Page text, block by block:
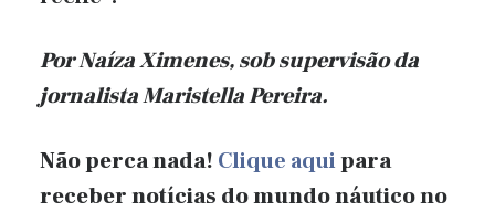
Por Naíza Ximenes, sob supervisãoda
jornalista Maristella Pereira.
Não perca nada! Clique aquipara
receber notícias do mundo náutico no